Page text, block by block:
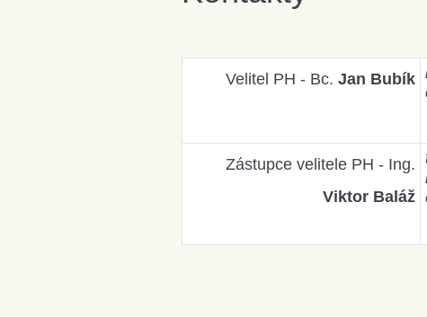
Velitel PH - Bc. Jan Bubík
Zástupce velitele PH - Ing.
Viktor Baláž